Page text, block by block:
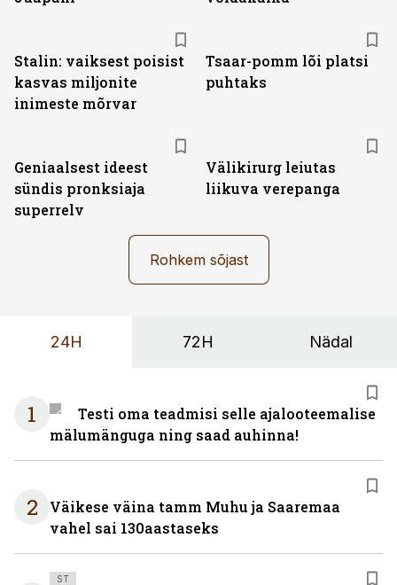
Stalin: vaiksest poisist
kasvas miljonite
inimeste mõrvar
Tsaar-pomm lõi platsi
puhtaks
Geniaalsest ideest
sündis pronksiaja
superrelv
Välikirurg leiutas
liikuva verepanga
Rohkem sõjast
24H 72H Nädal
1
Testi oma teadmisi selle ajalooteemalise
mälumänguga ning saad auhinna!
2
Väikese väina tamm Muhu ja Saaremaa
vahel sai 130aastaseks
ST